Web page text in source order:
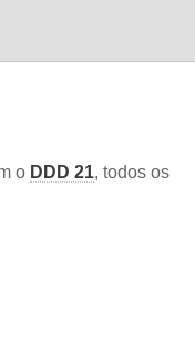
o DDD 21, todos os